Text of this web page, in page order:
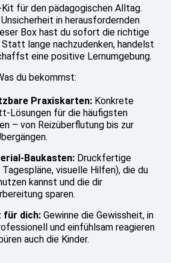
für den pädagogischen Alltag.
in herausfordernden
Box hast du sofort die richtige
lange nachzudenken, handelst
eine positive Lernumgebung.
du bekommst:
Praxiskarten: Konkrete
Lösungen für die häufigsten
– von Reizüberflutung bis zur
Baukasten: Druckfertige
visuelle Hilfen), die du
kannst und die dir
sparen.
für dich: Gewinne die Gewissheit, in
und einfühlsam reagieren
auch die Kinder.